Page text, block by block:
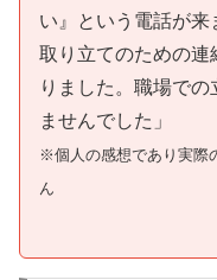
い』という電話が
取り立てのための連
りました。職場での
ませんでした」
※個人の感想であり実際
ん